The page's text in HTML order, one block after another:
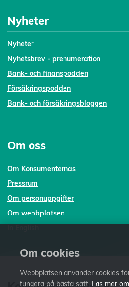
Nyheter
Nyheter
Nyhetsbrev - prenumeration
Bank- och finanspodden
Försäkringspodden
Bank- och försäkringsbloggen
Om oss
Om Konsumenternas
Pressrum
Om personuppgifter
Om webbplatsen
Om cookies
Webbplatsen använder cookies
fungera på bästa sätt. Läs mer